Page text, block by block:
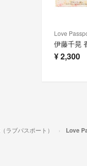
Love
伊藤千晃
¥2,300
ラブパスポート） Love